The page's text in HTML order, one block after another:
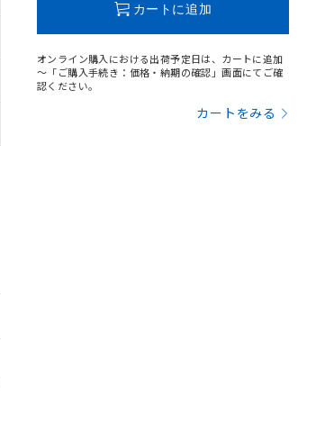
カートに追加
オンライン購入における出荷予定日は、カートに追加
～「ご購入手続き：価格・納期の確認」画面にてご確
認ください。
カートをみる